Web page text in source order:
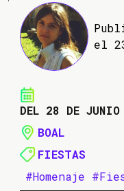
el
DEL 28 DE
BOAL
FIESTAS
#Homenaje